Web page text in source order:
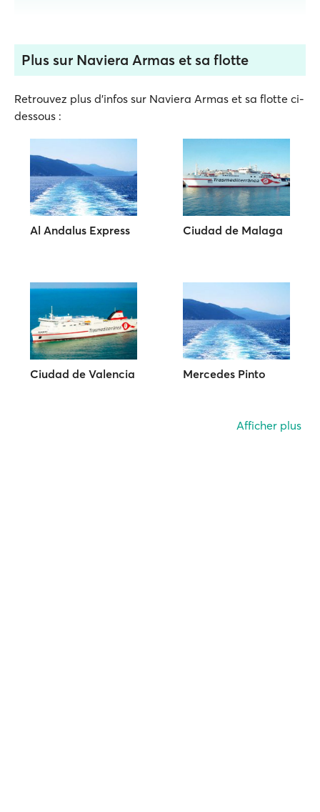
Plus sur Naviera Armas et sa flotte
Retrouvez plus d'infos sur Naviera Armas et sa flotte ci-
dessous :
Al Andalus Express Ciudad de Malaga
Ciudad de Valencia Mercedes Pinto
Afficher plus